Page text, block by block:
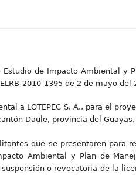
de Impacto Ambiental y
2010-1395 de 2 de mayo
a LOTEPEC S. A., para el
Daule, provincia del Guayas.
que se presentaren para
Ambiental y Plan de
o revocatoria de la